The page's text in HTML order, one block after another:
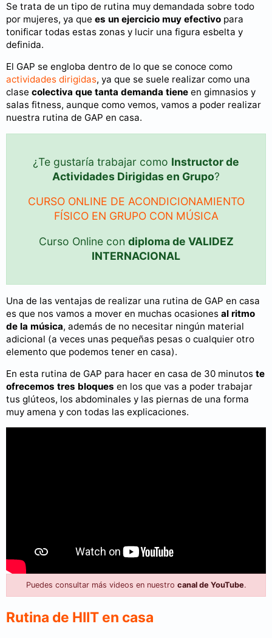
Se trata de un tipo de rutina muy demandada sobre todo
por mujeres, ya que es un ejercicio muy efectivo para
tonificar todas estas zonas y lucir una figura esbelta y
definida.
El GAP se engloba dentro de lo que se conoce como
actividades dirigidas, ya que se suele realizar como una
clase colectiva que tanta demanda tiene en gimnasios y
salas fitness, aunque como vemos, vamos a poder realizar
nuestra rutina de GAP en casa.
¿Te gustaría trabajar como Instructor de
Actividades Dirigidas en Grupo?
CURSO ONLINE DE ACONDICIONAMIENTO
FÍSICO EN GRUPO CON MÚSICA
Curso Online con diploma de VALIDEZ
INTERNACIONAL
Una de las ventajas de realizar una rutina de GAP en casa
es que nos vamos a mover en muchas ocasiones al ritmo
de la música, además de no necesitar ningún material
adicional (a veces unas pequeñas pesas o cualquier otro
elemento que podemos tener en casa).
En esta rutina de GAP para hacer en casa de 30 minutos te
ofrecemos tres bloques en los que vas a poder trabajar
tus glúteos, los abdominales y las piernas de una forma
muy amena y con todas las explicaciones.
Puedes consultar más videos en nuestro canal de YouTube.
Rutina de HIIT en casa